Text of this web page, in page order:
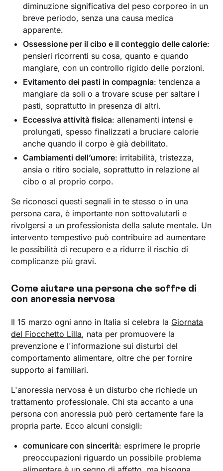
diminuzione significativa del peso corporeo in un
breve periodo, senza una causa medica
apparente.
Ossessione per il cibo e il conteggio delle calorie:
pensieri ricorrenti su cosa, quanto e quando
mangiare, con un controllo rigido delle porzioni.
Evitamento dei pasti in compagnia: tendenza a
mangiare da soli o a trovare scuse per saltare i
pasti, soprattutto in presenza di altri.
Eccessiva attività fisica: allenamenti intensi e
prolungati, spesso finalizzati a bruciare calorie
anche quando il corpo è già debilitato.
Cambiamenti dell’umore: irritabilità, tristezza,
ansia o ritiro sociale, soprattutto in relazione al
cibo o al proprio corpo.
Se riconosci questi segnali in te stesso o in una
persona cara, è importante non sottovalutarli e
rivolgersi a un professionista della salute mentale. Un
intervento tempestivo può contribuire ad aumentare
le possibilità di recupero e a ridurre il rischio di
complicanze più gravi.
Come aiutare una persona che soffre di
con anoressia nervosa
Il 15 marzo ogni anno in Italia si celebra la Giornata
del Fiocchetto Lilla, nata per promuovere la
prevenzione e l'informazione sui disturbi del
comportamento alimentare, oltre che per fornire
supporto ai familiari.
L'anoressia nervosa è un disturbo che richiede un
trattamento professionale. Chi sta accanto a una
persona con anoressia può però certamente fare la
propria parte. Ecco alcuni consigli:
comunicare con sincerità: esprimere le proprie
preoccupazioni riguardo un possibile problema